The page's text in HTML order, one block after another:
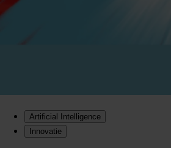
Artificial Intelligence
Innovatie